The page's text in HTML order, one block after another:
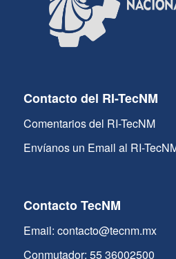
Contacto del RI-TecNM
Comentarios del RI-TecNM
Envíanos un Email al RI-
Contacto TecNM
Email: contacto@tecnm.mx
Conmutador: 55 36002500